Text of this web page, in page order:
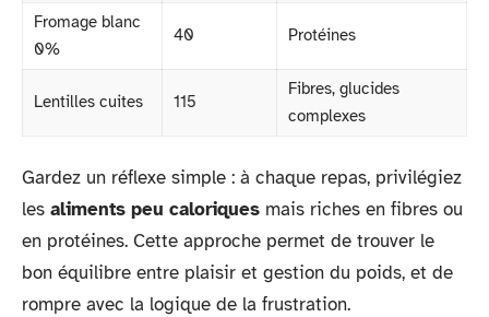
Fromage blanc
0%
40 Protéines
Lentilles cuites 115
Fibres, glucides
complexes
Gardez un réflexe simple : à chaque repas, privilégiez
les aliments peu caloriques mais riches en fibres ou
en protéines. Cette approche permet de trouver le
bon équilibre entre plaisir et gestion du poids, et de
rompre avec la logique de la frustration.